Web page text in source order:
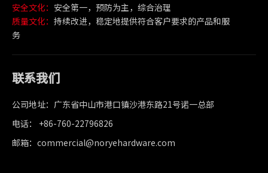
安全文化： 安全第一，预防为主，综合治理
质量文化： 持续改进，稳定地提供符合客户要求的产品和服
务
联系我们
公司地址：广东省中山市港口镇沙港东路21号诺一总部
电话： +86-760-22796826
邮箱：commercial@noryehardware.com